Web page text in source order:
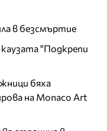
в безсмъртие
"Подкрепи
бяха
на Monaco Art